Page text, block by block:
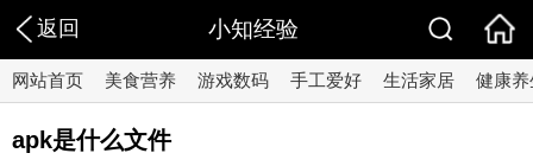
返回 小知经验
网站首页 美食营养 游戏数码 手工爱好 生活家居 健康养
apk是什么文件